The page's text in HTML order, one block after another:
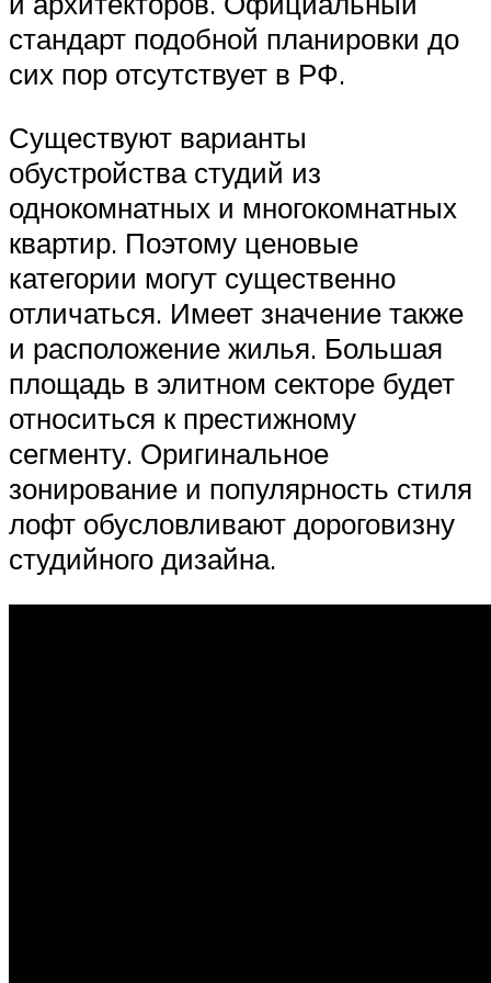
стандарт подобной планировки до
сих пор отсутствует в РФ.
Существуют варианты
обустройства студий из
однокомнатных и многокомнатных
квартир. Поэтому ценовые
категории могут существенно
отличаться. Имеет значение также
и расположение жилья. Большая
площадь в элитном секторе будет
относиться к престижному
сегменту. Оригинальное
зонирование и популярность стиля
лофт обусловливают дороговизну
студийного дизайна.